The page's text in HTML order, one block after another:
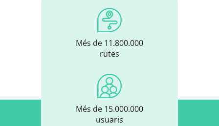
Més de 11.800.000
rutes
Més de 15.000.000
usuaris